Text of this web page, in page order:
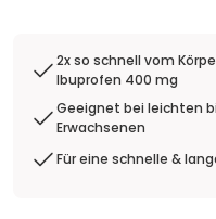
2x so schnell vom
Ibuprofen 400 mg
Geeignet bei leichten
Erwachsenen
Für eine schnelle &